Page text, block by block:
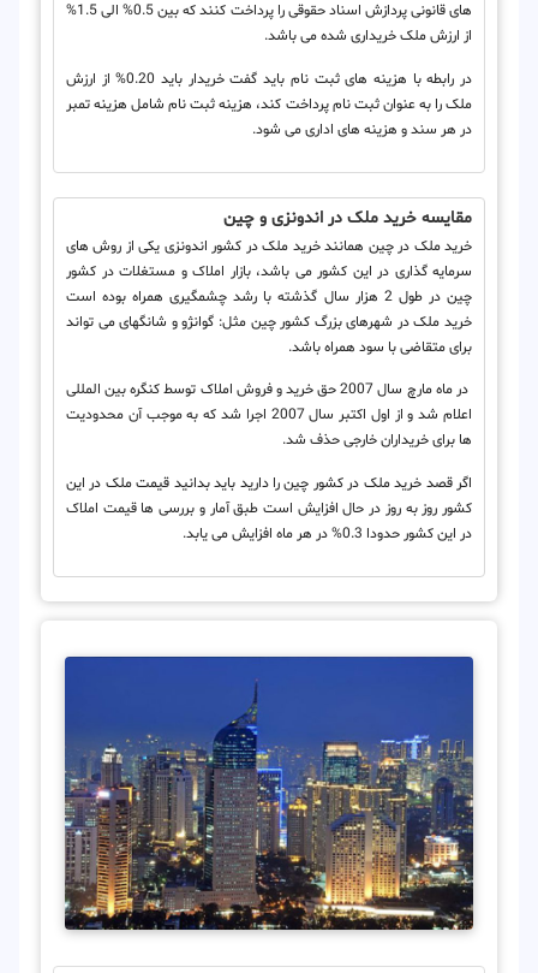
های قانونی پردازش اسناد حقوقی را پرداخت کنند که بین 0.5% الی 1.5%
از ارزش ملک خریداری شده می باشد.
در رابطه با هزینه های ثبت نام باید گفت خریدار باید 0.20% از ارزش
ملک را به عنوان ثبت نام پرداخت کند، هزینه ثبت نام شامل هزینه تمبر
در هر سند و هزینه های اداری می شود.
مقایسه خرید ملک در اندونزی و چین
خرید ملک در چین همانند خرید ملک در کشور اندونزی یکی از روش های
سرمایه گذاری در این کشور می باشد، بازار املاک و مستغلات در کشور
چین در طول 2 هزار سال گذشته با رشد چشمگیری همراه بوده است
خرید ملک در شهرهای بزرگ کشور چین مثل: گوانژو و شانگهای می تواند
برای متقاضی با سود همراه باشد.
در ماه مارچ سال 2007 حق خرید و فروش املاک توسط کنگره بین المللی
اعلام شد و از اول اکتبر سال 2007 اجرا شد که به موجب آن محدودیت
ها برای خریداران خارجی حذف شد.
اگر قصد خرید ملک در کشور چین را دارید باید بدانید قیمت ملک در این
کشور روز به روز در حال افزایش است طبق آمار و بررسی ها قیمت املاک
در این کشور حدودا 0.3% در هر ماه افزایش می یابد.